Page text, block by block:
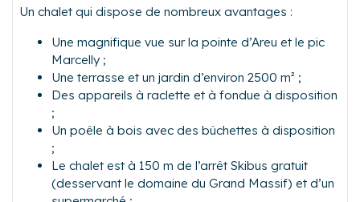
Un chalet qui dispose de nombreux avantages :
Une magnifique vue sur la pointe d’Areu et le pic
Marcelly ;
Une terrasse et un jardin d’environ 2500 m² ;
Des appareils à raclette et à fondue à disposition
;
Un poêle à bois avec des bûchettes à disposition
;
Le chalet est à 150 m de l’arrêt Skibus gratuit
(desservant le domaine du Grand Massif) et d’un